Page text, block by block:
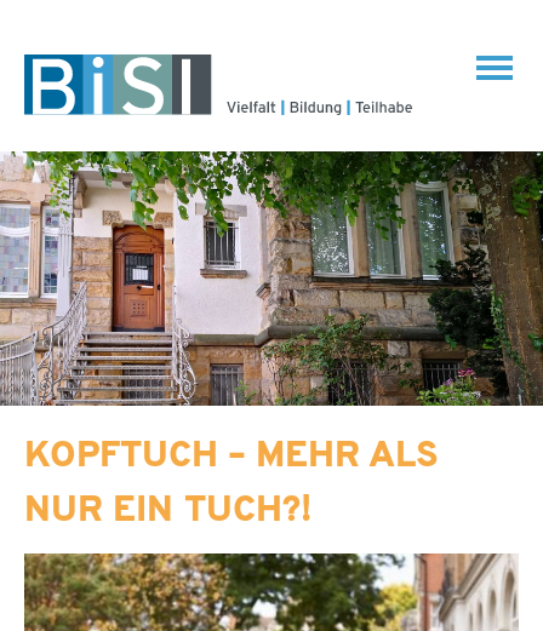
KOPFTUCH – MEHR ALS
NUR EIN TUCH?!